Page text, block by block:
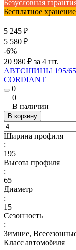
Безусловная
Бесплатное хранение
5 245 ₽
5 580 ₽
-6%
20 980 ₽ за 4 шт.
АВТОШИНЫ 195/65
CORDIANT
0
0
В наличии
В корзину
Ширина профиля
:
195
Высота профиля
:
65
Диаметр
:
15
Сезонность
:
Зимние,
Класс автомобиля